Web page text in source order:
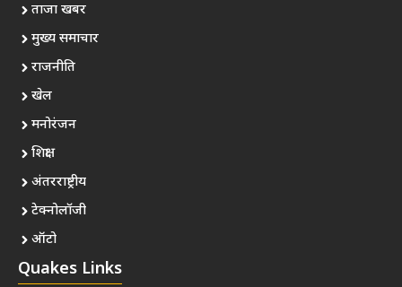
ताजा खबर
मुख्य समाचार
राजनीति
खेल
मनोरंजन
शिक्षा
अंतरराष्ट्रीय
टेक्नोलॉजी
ऑटो
Quakes Links